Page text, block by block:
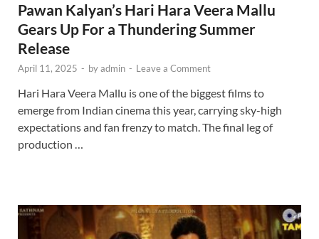
Pawan Kalyan’s Hari Hara Veera Mallu
Gears Up For a Thundering Summer
Release
April 11, 2025 - byadmin - Leave a Comment
Hari Hara Veera Mallu is one of the biggest films to
emerge from Indian cinema this year, carrying sky-high
expectations and fan frenzy to match. The final leg of
production …